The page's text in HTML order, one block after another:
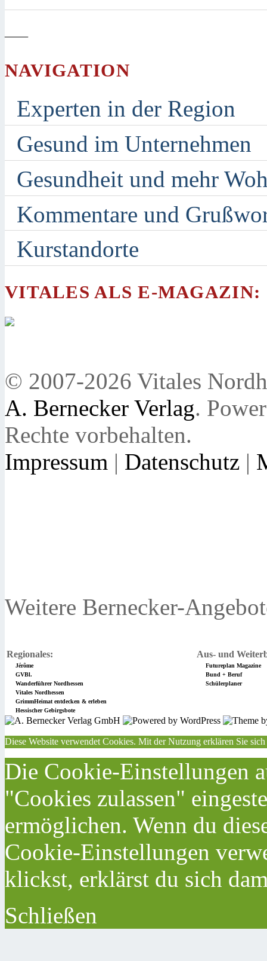
—
NAVIGATION
Experten in der Region
Gesund im Unternehmen
Gesundheit und mehr
Kommentare und
Kurstandorte
VITALES ALS E-MAGAZIN:
© 2007-2026 Vitales
A. Bernecker Verlag.
Rechte vorbehalten.
Impressum | Datenschutz |
Weitere Bernecker-
Regionales: Aus- und
Jérôme
Futureplan Magazine
GVBl.
Bund + Beruf
Wanderführer Nordhessen
Schülerplaner
Vitales Nordhessen
GrimmHeimat entdecken & erleben
Hessischer Gebirgsbote
Diese Website verwendet Cookies. Mit der Nutzung erklären Sie
Die Cookie-Einstellungen
"Cookies zulassen"
ermöglichen. Wenn du
Cookie-Einstellungen
klickst, erklärst du sich
Schließen